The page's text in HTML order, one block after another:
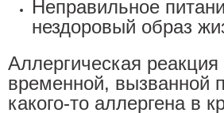
Неправильное
нездоровый образ
Аллергическая
временной, вызванной
какого-то аллергена в